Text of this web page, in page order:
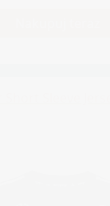
Sleeve